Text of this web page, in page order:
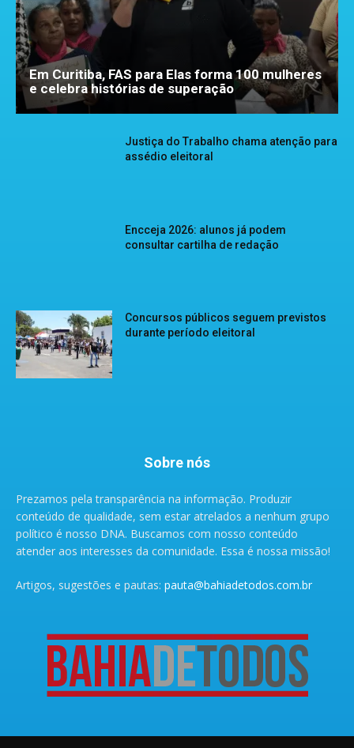
Em Curitiba, FAS para Elas forma 100 mulheres
e celebra histórias de superação
Justiça do Trabalho chama atenção para
assédio eleitoral
Encceja 2026: alunos já podem
consultar cartilha de redação
Concursos públicos seguem previstos
durante período eleitoral
Sobre nós
Prezamos pela transparência na informação. Produzir
conteúdo de qualidade, sem estar atrelados a nenhum grupo
político é nosso DNA. Buscamos com nosso conteúdo
atender aos interesses da comunidade. Essa é nossa missão!
Artigos, sugestões e pautas: pauta@bahiadetodos.com.br